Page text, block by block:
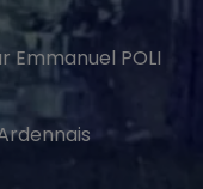
Emmanuel POLI